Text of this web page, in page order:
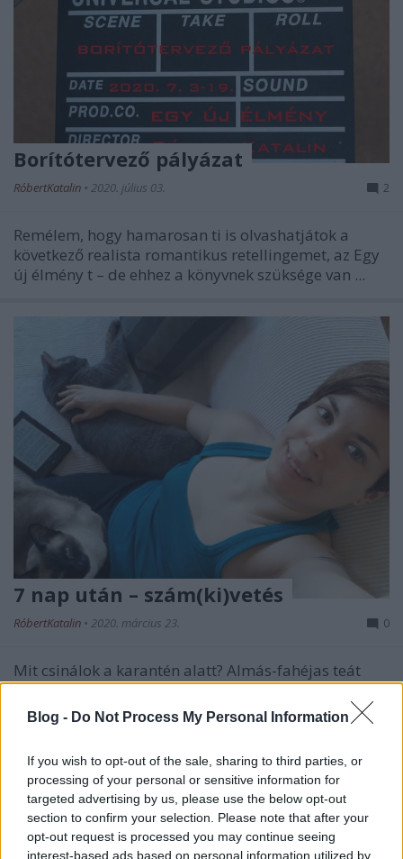
Blog - Do Not Process My Personal Information
If you wish to opt-out of the sale, sharing to third parties, or
processing of your personal or sensitive information for
targeted advertising by us, please use the below opt-out
section to confirm your selection. Please note that after your
opt-out request is processed you may continue seeing
interest-based ads based on personal information utilized by
Borítótervező pályázat
RóbertKatalin • 2020. július 03. 2
Remélem, hogy hamarosan ti is olvashatjátok a
következő realista romantikus retellingemet, az Egy
új élmény t – de ehhez a könyvnek szüksége van ...
7 nap után – szám(ki)vetés
RóbertKatalin • 2020. március 23. 0
Mit csinálok a karantén alatt? Almás-fahéjas teát
kortyolgatok és megbabonázva nézem a hóesést.
Mert hát imádom. Főleg a hóesést, de ...